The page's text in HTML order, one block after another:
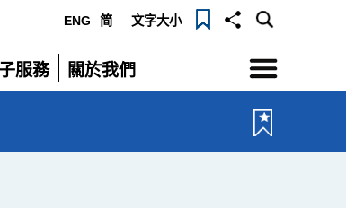
ENG 简 文字大小
服務
關於我們
展
選
單